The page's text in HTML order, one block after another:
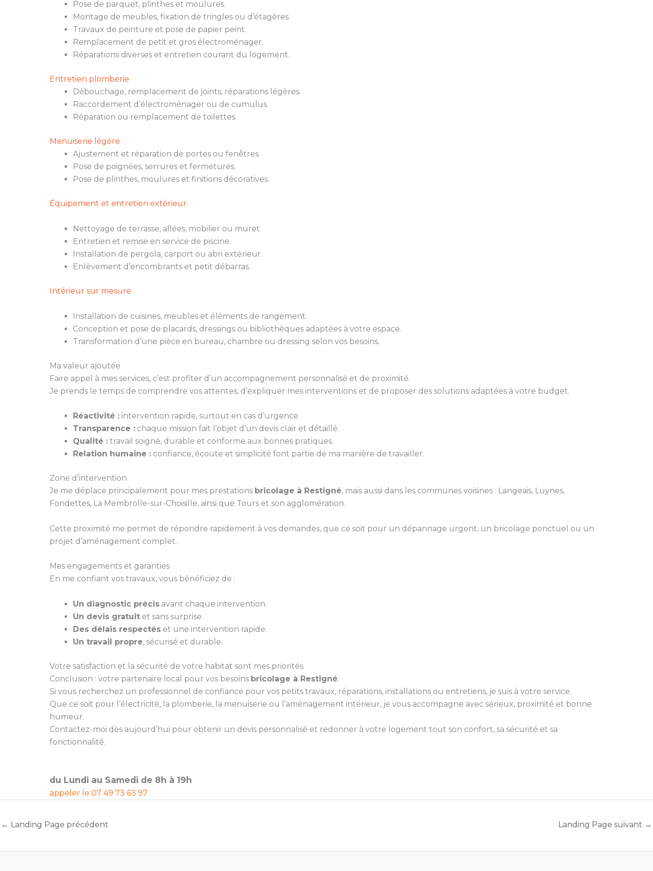
Pose de parquet, plinthes et moulures.
Montage de meubles, fixation de tringles ou d’étagères.
Travaux de peinture et pose de papier peint.
Remplacement de petit et gros électroménager.
Réparations diverses et entretien courant du logement.
Entretien plomberie
Débouchage, remplacement de joints, réparations légères.
Raccordement d’électroménager ou de cumulus.
Réparation ou remplacement de toilettes.
Menuiserie légère
Ajustement et réparation de portes ou fenêtres.
Pose de poignées, serrures et fermetures.
Pose de plinthes, moulures et finitions décoratives.
Équipement et entretien extérieur
Nettoyage de terrasse, allées, mobilier ou muret.
Entretien et remise en service de piscine.
Installation de pergola, carport ou abri extérieur.
Enlèvement d’encombrants et petit débarras.
Intérieur sur mesure
Installation de cuisines, meubles et éléments de rangement.
Conception et pose de placards, dressings ou bibliothèques adaptées à votre espace.
Transformation d’une pièce en bureau, chambre ou dressing selon vos besoins.
Ma valeur ajoutée
Faire appel à mes services, c’est profiter d’un accompagnement personnalisé et de proximité.
Je prends le temps de comprendre vos attentes, d’expliquer mes interventions et de proposer des solutions adaptées à votre budget.
Réactivité : intervention rapide, surtout en cas d’urgence.
Transparence : chaque mission fait l’objet d’un devis clair et détaillé.
Qualité : travail soigné, durable et conforme aux bonnes pratiques.
Relation humaine : confiance, écoute et simplicité font partie de ma manière de travailler.
Zone d’intervention
Je me déplace principalement pour mes prestations bricolage à Restigné, mais aussi dans les communes voisines : Langeais, Luynes,
Fondettes, La Membrolle-sur-Choisille, ainsi que Tours et son agglomération.
Cette proximité me permet de répondre rapidement à vos demandes, que ce soit pour un dépannage urgent, un bricolage ponctuel ou un
projet d’aménagement complet.
Mes engagements et garanties
En me confiant vos travaux, vous bénéficiez de :
Un diagnostic précis avant chaque intervention.
Un devis gratuit et sans surprise.
Des délais respectés et une intervention rapide.
Un travail propre, sécurisé et durable.
Votre satisfaction et la sécurité de votre habitat sont mes priorités.
Conclusion : votre partenaire local pour vos besoins bricolage à Restigné.
Si vous recherchez un professionnel de confiance pour vos petits travaux, réparations, installations ou entretiens, je suis à votre service.
Que ce soit pour l’électricité, la plomberie, la menuiserie ou l’aménagement intérieur, je vous accompagne avec sérieux, proximité et bonne
humeur.
Contactez-moi dès aujourd’hui pour obtenir un devis personnalisé et redonner à votre logement tout son confort, sa sécurité et sa
fonctionnalité.
du Lundi au Samedi de 8h à 19h
appeler le 07 49 73 63 97
← Landing Page précédent Landing Page suivant →